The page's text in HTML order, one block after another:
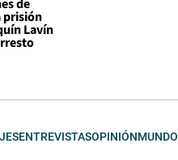
de
prisión
Lavín
ENTREVISTASOPINIÓNMUNDO